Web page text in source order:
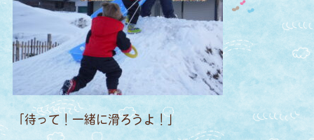
「待って！一緒に滑ろうよ！」